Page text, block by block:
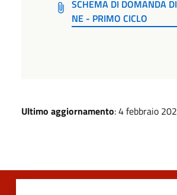
SCHEMA DI DOMANDA
NE - PRIMO CICLO
Ultimo aggiornamento: 4 febbraio